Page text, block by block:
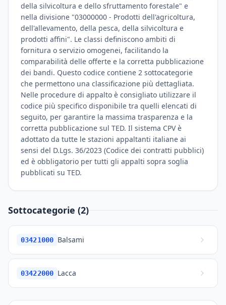
della silvicoltura e dello sfruttamento forestale" e
nella divisione "03000000 - Prodotti dell'agricoltura,
dell'allevamento, della pesca, della silvicoltura e
prodotti affini". Le classi definiscono ambiti di
fornitura o servizio omogenei, facilitando la
comparabilità delle offerte e la corretta pubblicazione
dei bandi. Questo codice contiene 2 sottocategorie
che permettono una classificazione più dettagliata.
Nelle procedure di appalto è consigliato utilizzare il
codice più specifico disponibile tra quelli elencati di
seguito, per garantire la massima trasparenza e la
corretta pubblicazione sul TED. Il sistema CPV è
adottato da tutte le stazioni appaltanti italiane ai
sensi del D.Lgs. 36/2023 (Codice dei contratti pubblici)
ed è obbligatorio per tutti gli appalti sopra soglia
pubblicati su TED.
Sottocategorie (2)
03421000 Balsami
03422000 Lacca